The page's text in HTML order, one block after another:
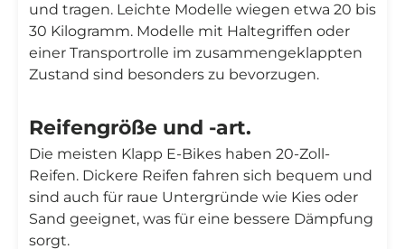
und tragen. Leichte Modelle wiegen etwa 20 bis
30 Kilogramm. Modelle mit Haltegriffen oder
einer Transportrolle im zusammengeklappten
Zustand sind besonders zu bevorzugen.
Reifengröße und -art.
Die meisten Klapp E-Bikes haben 20-Zoll-
Reifen. Dickere Reifen fahren sich bequem und
sind auch für raue Untergründe wie Kies oder
Sand geeignet, was für eine bessere Dämpfung
sorgt.